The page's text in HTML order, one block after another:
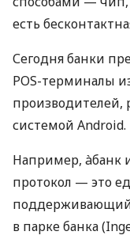
есть
Сегодня банки
POS-терминалы
системой Android.
Например, àбанк
протокол — это
поддерживающий
в парке банка